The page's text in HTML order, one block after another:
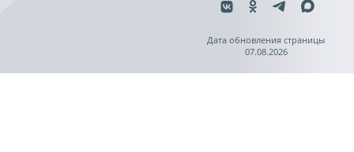
Дата обновления страницы
07.08.2026